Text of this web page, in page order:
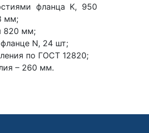
фланца K, 950
мм;
820 мм;
N, 24 шт;
по ГОСТ 12820;
– 260 мм.